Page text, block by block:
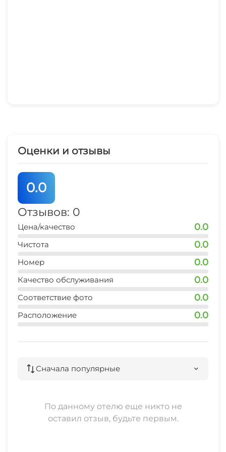
Оценки и отзывы
0.0
Отзывов: 0
Цена/качество 0.0
Чистота 0.0
Номер 0.0
Качество обслуживания 0.0
Соответствие фото 0.0
Расположение 0.0
Сначала популярные
По данному отелю еще никто не
оставил отзыв, будьте первым.